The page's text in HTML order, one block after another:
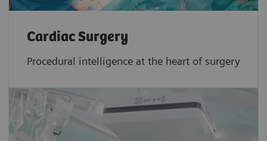
Cardiac Surgery
Procedural intelligence at the heart of surgery